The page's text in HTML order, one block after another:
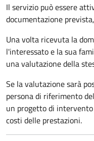
Il servizio può essere
documentazione
Una volta ricevuta la
l'interessato e la sua
una valutazione della
Se la valutazione sarà
persona di riferimento
un progetto di
costi delle prestazioni.